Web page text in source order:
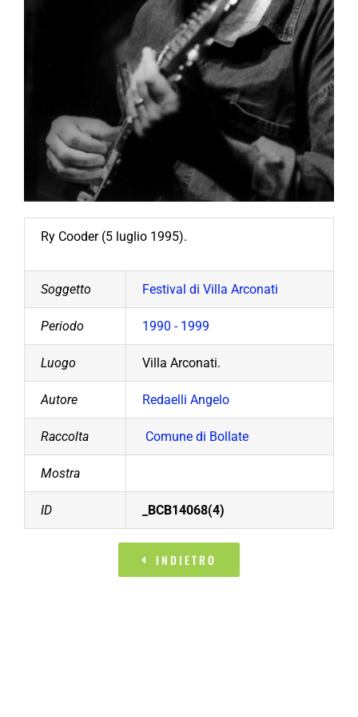
Ry Cooder (5 luglio 1995).
Soggetto Festival di Villa Arconati
Periodo 1990 - 1999
Luogo Villa Arconati.
Autore Redaelli Angelo
Raccolta Comune di Bollate
Mostra
ID _BCB14068(4)
INDIETRO